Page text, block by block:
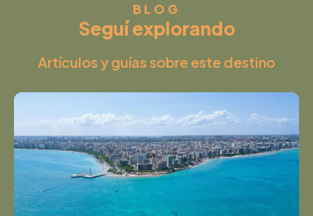
BLOG
Seguí explorando
Artículos y guías sobre este destino